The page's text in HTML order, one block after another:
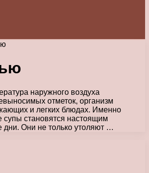
наружного воздуха
отметок, организм
и легких блюдах. Именно
супы становятся настоящим
дни. Они не только утоляют …